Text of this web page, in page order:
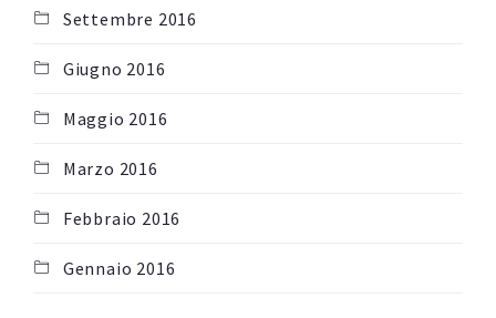
Settembre 2016
Giugno 2016
Maggio 2016
Marzo 2016
Febbraio 2016
Gennaio 2016